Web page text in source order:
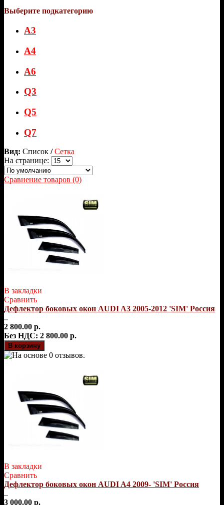
Выберите подкатегорию
A3
A4
A6
Q3
Q5
Q7
Вид: Список / Сетка
На странице:
Сравнение товаров (0)
В закладки
Сравнить
Дефлектор боковых окон AUDI A3 2005-2012 'SIM' Россия
..
2 800.00 р.
Без НДС: 2 800.00 р.
В закладки
Сравнить
Дефлектор боковых окон AUDI A4 2009- 'SIM' Россия
..
3 000.00 р.